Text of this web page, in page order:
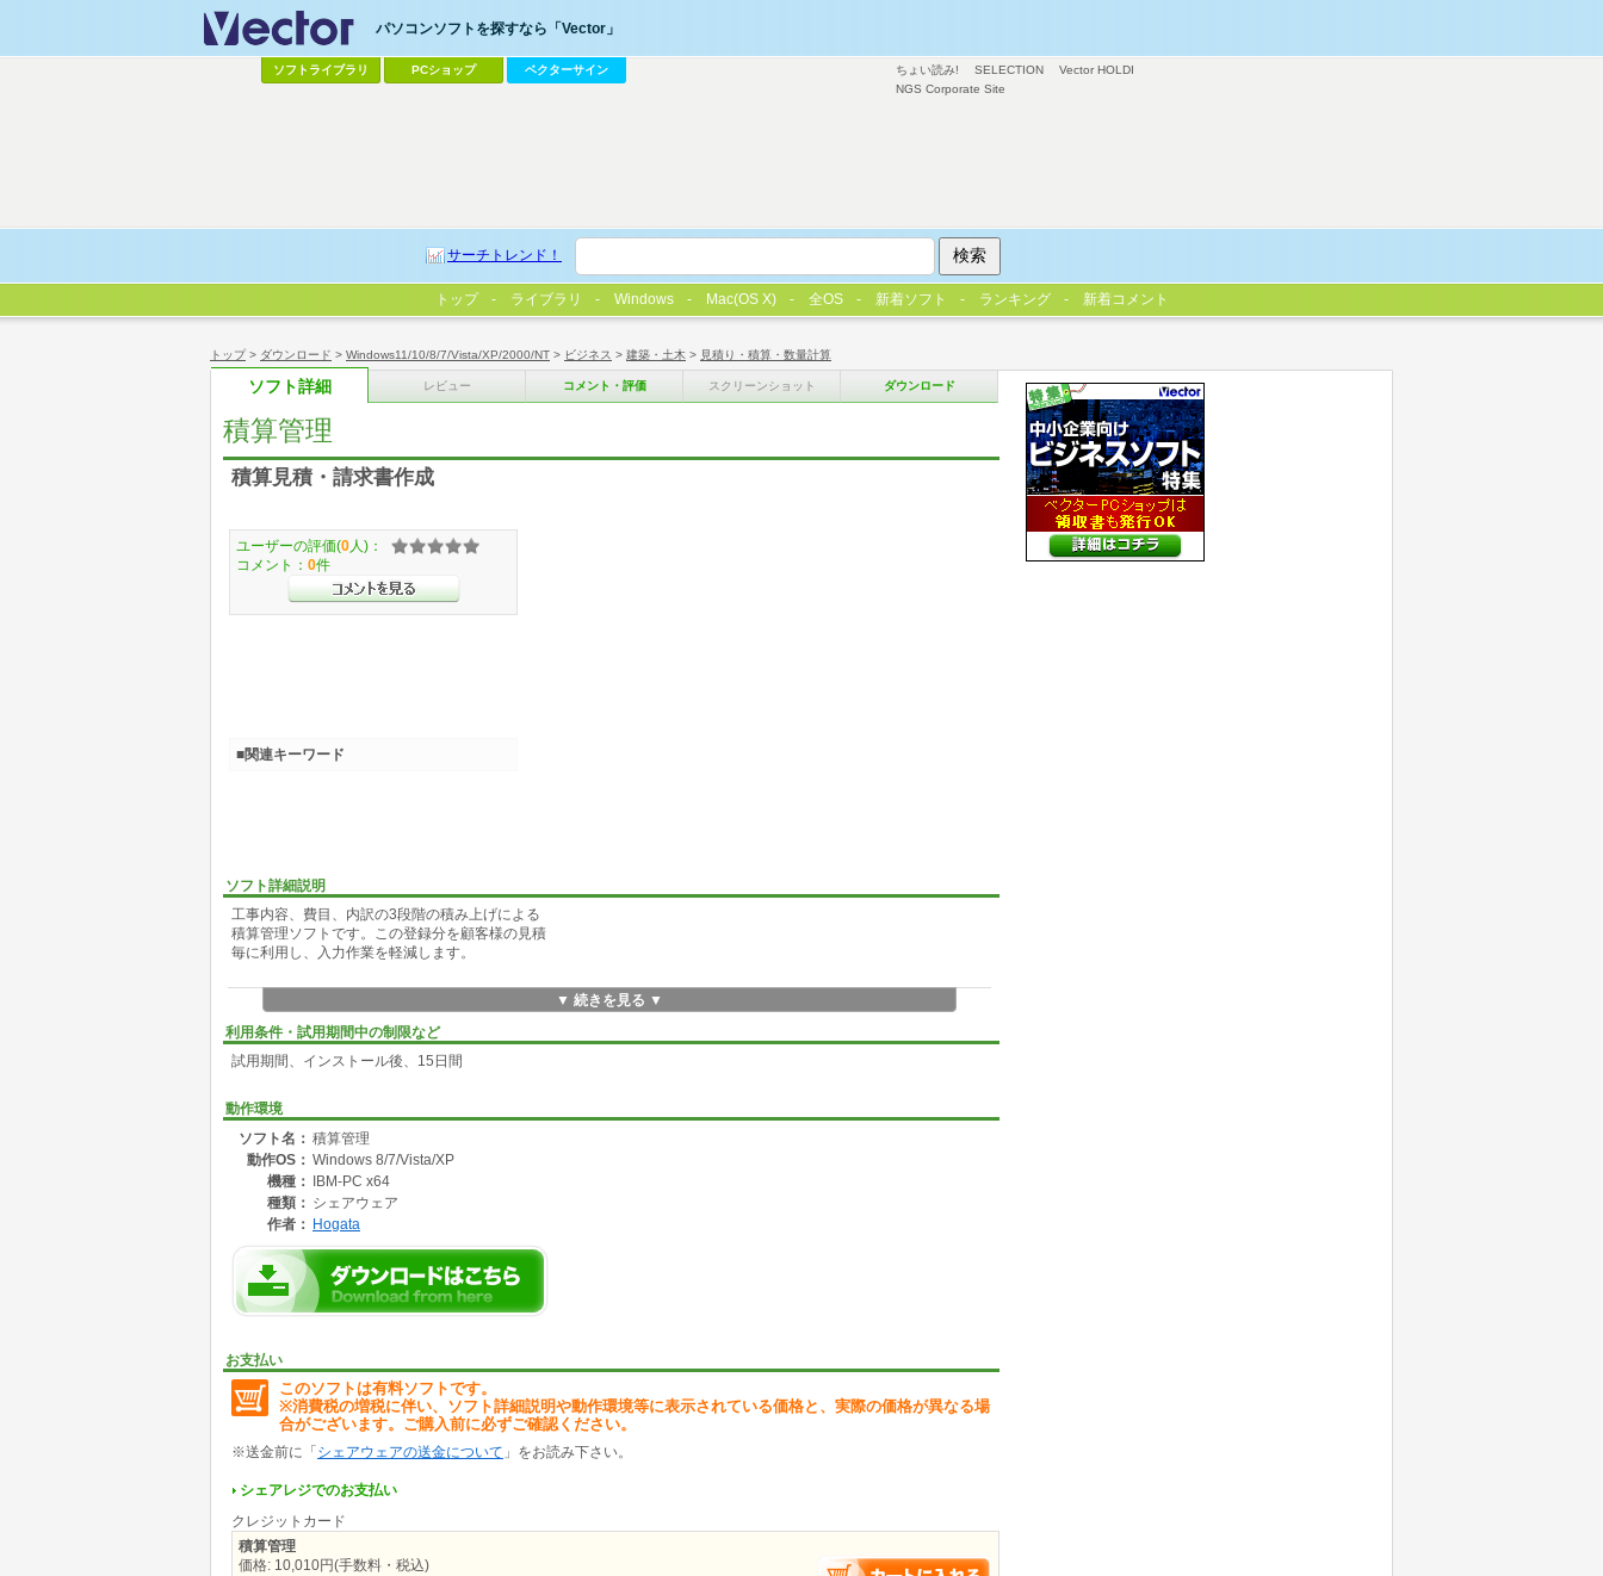
トップ> ダウンロード > Windows11/10/8/7/Vista/XP/2000/NT > ビジネス > 建築・土木 > 見積り・積算・数量計算
ソフト詳細 レビュー コメント・評価 スクリーンショット ダウンロード
積算管理
積算見積・請求書作成
ソフト詳細説明
工事内容、費目、内訳の3段階の積み上げによる
積算管理ソフトです。この登録分を顧客様の見積
毎に利用し、入力作業を軽減します。
▼ 続きを見る ▼
利用条件・試用期間中の制限など
試用期間、インストール後、15日間
動作環境
ソフト名： 積算管理
動作OS： Windows 8/7/Vista/XP
機種：
IBM-PC x64
種類： シェアウェア
作者： Hogata
お支払い
このソフトは有料ソフトです。
※消費税の増税に伴い、ソフト詳細説明や動作環境等に表示されている価格と、実際の価格が異なる場
合がございます。ご購入前に必ずご確認ください。
※送金前に「 シェアウェアの送金について 」をお読み下さい。
シェアレジでのお支払い
クレジットカード
積算管理
価格: 10,010円(手数料・税込)
ユーザーの評価(0 人)：
コメント： 0件
■関連キーワード
ちょい読み! SELECTION
Vector HOLDI
NGS Corporate Site
パソコンソフトを探すなら「Vector」
ソフトライブラリ PCショップ ベクターサイン
サーチトレンド！
トップ ライブラリ Windows Mac(OS X) 全OS 新着ソフト ランキング 新着コメント